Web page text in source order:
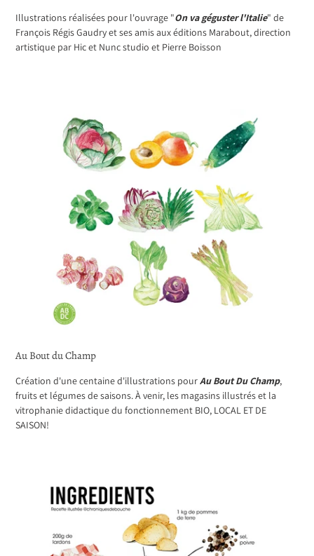
Illustrations réalisées pour l'ouvrage "On va géguster l'Italie" de
François Régis Gaudry et ses amis aux éditions Marabout, direction
artistique par Hic et Nunc studio et Pierre Boisson
Au Bout du Champ
Création d'une centaine d'illustrations pourAu Bout Du Champ,
fruits et légumes de saisons. À venir, les magasins illustrés et la
vitrophanie didactique du fonctionnement BIO, LOCAL ET DE
SAISON!